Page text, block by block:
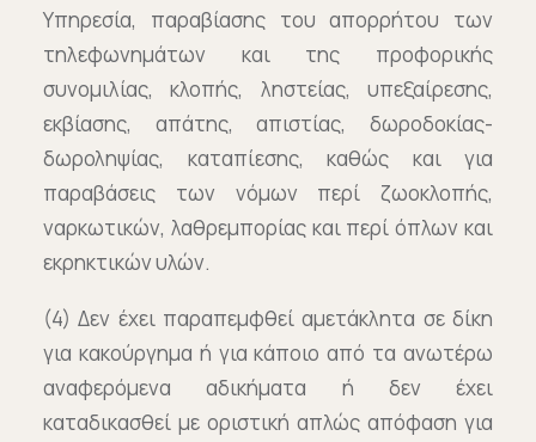
Υπηρεσία, παραβίασης του απορρήτου των
τηλεφωνημάτων και της προφορικής
συνομιλίας, κλοπής, ληστείας, υπεξαίρεσης,
εκβίασης, απάτης, απιστίας, δωροδοκίας-
δωροληψίας, καταπίεσης, καθώς και για
παραβάσεις των νόμων περί ζωοκλοπής,
ναρκωτικών, λαθρεμπορίας και περί όπλων και
εκρηκτικών υλών.
(4) Δεν έχει παραπεμφθεί αμετάκλητα σε δίκη
για κακούργημα ή για κάποιο από τα ανωτέρω
αναφερόμενα αδικήματα ή δεν έχει
καταδικασθεί με οριστική απλώς απόφαση για